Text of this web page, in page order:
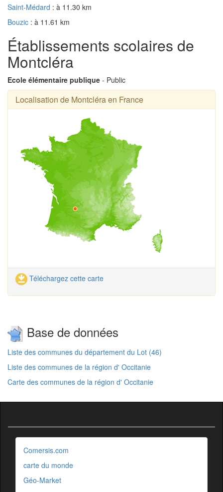
Saint-Médard : à 11.30 km
Bouzic : à 11.61 km
Établissements scolaires de
Montcléra
Ecole élémentaire publique - Public
Localisation de Montcléra en France
Téléchargez cette carte
Base de données
Liste des communes du département du Lot (46)
Liste des communes de la région d' Occitanie
Carte des communes de la région d' Occitanie
Comersis.com
carte du monde
Géo-Market